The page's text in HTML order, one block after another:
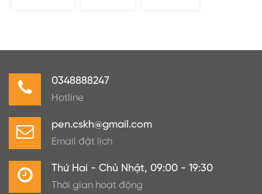
0348888247
Hotline
pen.cskh@gmail.com
Email đặt lịch
Thứ Hai - Chủ Nhật, 09:00 - 19:30
Thời gian hoạt động